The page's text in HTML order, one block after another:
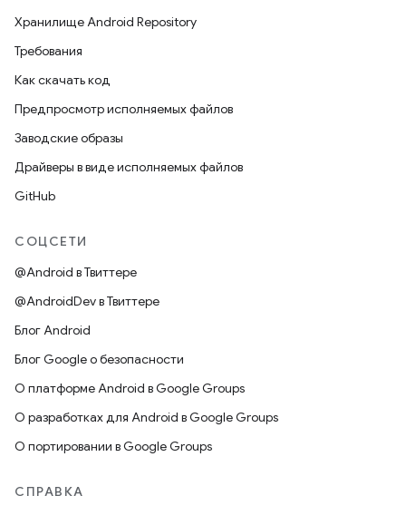
Хранилище Android Repository
Требования
Как скачать код
Предпросмотр исполняемых файлов
Заводские образы
Драйверы в виде исполняемых файлов
GitHub
СОЦСЕТИ
@Android в Твиттере
@AndroidDev в Твиттере
Блог Android
Блог Google о безопасности
О платформе Android в Google Groups
О разработках для Android в Google Groups
О портировании в Google Groups
СПРАВКА